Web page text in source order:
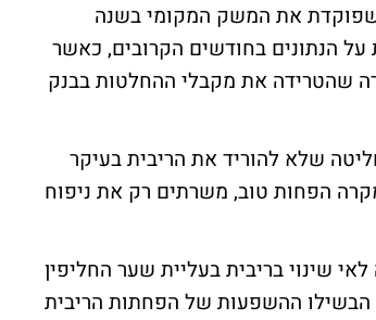
שפוקדת את המשק המקומי בשנה
הנתונים בחודשים הקרובים, כאשר
שהטרידה את מקבלי ההחלטות בבנק
שלא להוריד את הריבית בעיקר
הפחות טוב, משרתים רק את ניפוח
שינוי בריבית בעליית שער החליפין
הבשילו ההשפעות של הפחתות הריבית